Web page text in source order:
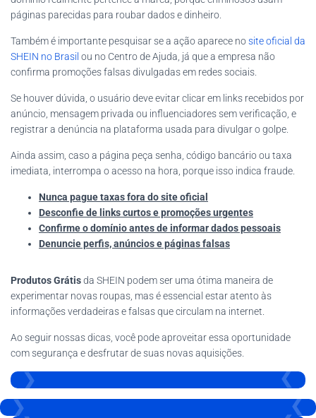
páginas parecidas para roubar dados e dinheiro.
Também é importante pesquisar se a ação aparece nosite oficial da
SHEIN no Brasil ou no Centro de Ajuda, já que a empresa não
confirma promoções falsas divulgadas em redes sociais.
Se houver dúvida, o usuário deve evitar clicar em links recebidos por
anúncio, mensagem privada ou influenciadores sem verificação, e
registrar a denúncia na plataforma usada para divulgar o golpe.
Ainda assim, caso a página peça senha, código bancário ou taxa
imediata, interrompa o acesso na hora, porque isso indica fraude.
Nunca pague taxas fora do site oficial
Desconfie de links curtos e promoções urgentes
Confirme o domínio antes de informar dados pessoais
Denuncie perfis, anúncios e páginas falsas
Produtos Grátisda SHEIN podem ser uma ótima maneira de
experimentar novas roupas, mas é essencial estar atento às
informações verdadeiras e falsas que circulam na internet.
Ao seguir nossas dicas, você pode aproveitar essa oportunidade
com segurança e desfrutar de suas novas aquisições.